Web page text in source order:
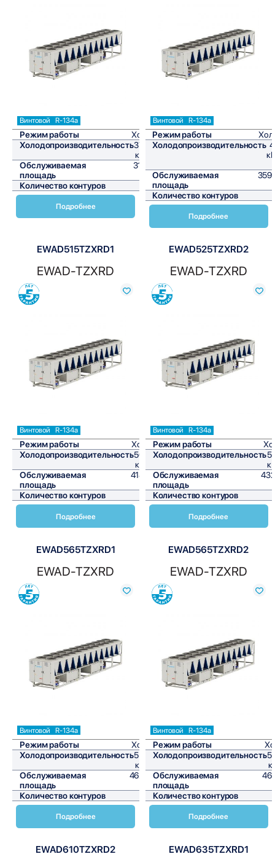
Сравнить
Винтовой R-134a
Режим работы
Холод
Холодопроизводительность373,4
кВт/ч
Обслуживаемая
площадь
3111,7
м²
Количество контуров
1
Подробнее
Сравнить
Винтовой R-134a
Режим работы
Холодопроизводительность
Обслуживаемая
площадь
Количество контуров
Подробнее
EWAD515TZXRD1
EWAD-TZXRD
Сравнить
Винтовой R-134a
Режим работы
Холод
Холодопроизводительность502,3
кВт/ч
Обслуживаемая
площадь
4185,8
м²
Количество контуров
1
Подробнее
EWAD525TZXRD2
EWAD-TZXRD
Сравнить
Винтовой R-134a
Режим работы
Холодопроизводительность
Обслуживаемая
площадь
Количество контуров
Подробнее
EWAD565TZXRD1
EWAD-TZXRD
Сравнить
Винтовой R-134a
Режим работы
Холод
Холодопроизводительность555,4
кВт/ч
Обслуживаемая
площадь
4628,3
м²
Количество контуров
1
Подробнее
EWAD565TZXRD2
EWAD-TZXRD
Сравнить
Винтовой R-134a
Режим работы
Холодопроизводительность
Обслуживаемая
площадь
Количество контуров
Подробнее
EWAD610TZXRD2 EWAD635TZXRD1